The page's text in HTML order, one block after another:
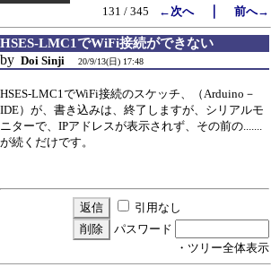
131 / 345
←次へ｜ 前へ→
HSES-LMC1でWiFi接続ができない
by Doi Sinji 20/9/13(日) 17:48
HSES-LMC1でWiFi接続のスケッチ、（Arduino－
IDE）が、書き込みは、終了しますが、シリアルモ
ニターで、IPアドレスが表示されず、その前の.......
が続くだけです。
引用なし
パスワード
・ツリー全体表示